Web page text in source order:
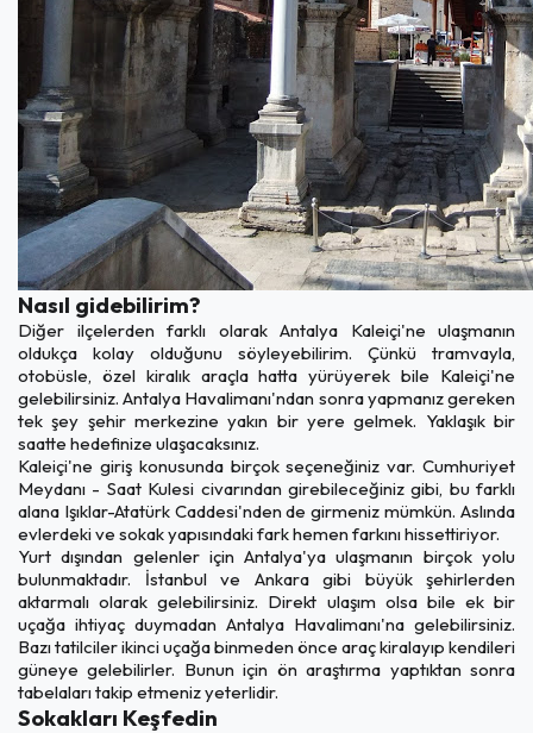
Nasıl gidebilirim?
Diğer ilçelerden farklı olarak Antalya Kaleiçi'ne ulaşmanın
oldukça kolay olduğunu söyleyebilirim. Çünkü tramvayla,
otobüsle, özel kiralık araçla hatta yürüyerek bile Kaleiçi'ne
gelebilirsiniz. Antalya Havalimanı'ndan sonra yapmanız gereken
tek şey şehir merkezine yakın bir yere gelmek. Yaklaşık bir
saatte hedefinize ulaşacaksınız.
Kaleiçi'ne giriş konusunda birçok seçeneğiniz var. Cumhuriyet
Meydanı - Saat Kulesi civarından girebileceğiniz gibi, bu farklı
alana Işıklar-Atatürk Caddesi'nden de girmeniz mümkün. Aslında
evlerdeki ve sokak yapısındaki fark hemen farkını hissettiriyor.
Yurt dışından gelenler için Antalya'ya ulaşmanın birçok yolu
bulunmaktadır. İstanbul ve Ankara gibi büyük şehirlerden
aktarmalı olarak gelebilirsiniz. Direkt ulaşım olsa bile ek bir
uçağa ihtiyaç duymadan Antalya Havalimanı'na gelebilirsiniz.
Bazı tatilciler ikinci uçağa binmeden önce araç kiralayıp kendileri
güneye gelebilirler. Bunun için ön araştırma yaptıktan sonra
tabelaları takip etmeniz yeterlidir.
Sokakları Keşfedin